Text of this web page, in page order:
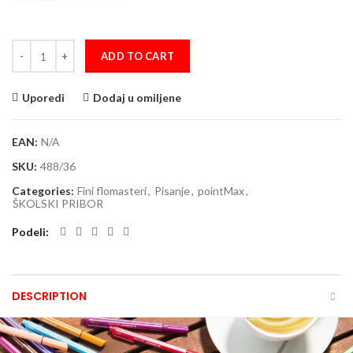
ADD TO CART
Uporedi Dodaj u omiljene
EAN: N/A
SKU: 488/36
Categories: Fini flomasteri, Pisanje, pointMax,
ŠKOLSKI PRIBOR
Podeli
DESCRIPTION